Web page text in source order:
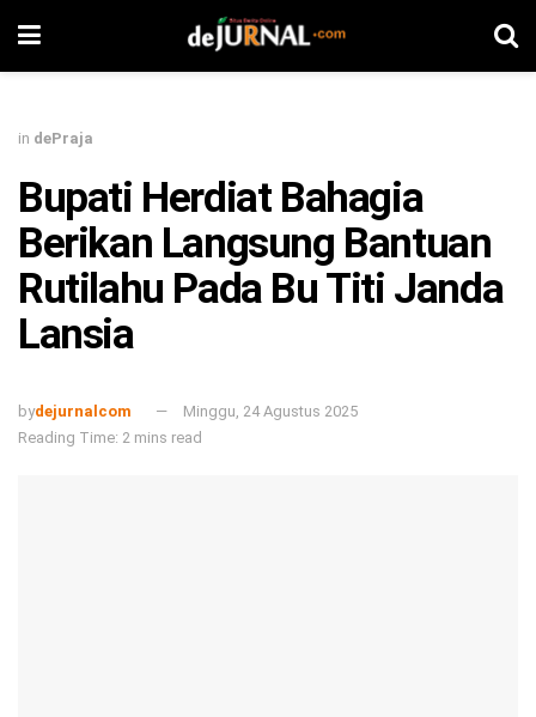
in dePraja
Bupati Herdiat Bahagia
Berikan Langsung Bantuan
Rutilahu Pada Bu Titi Janda
Lansia
bydejurnalcom
Minggu, 24 Agustus 2025
Reading Time: 2 mins read